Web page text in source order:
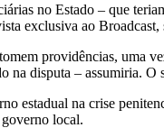
no Estado – que
exclusiva ao
providências, uma
disputa – assumiria. O
estadual na crise
local.